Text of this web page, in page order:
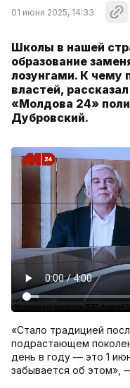
01 июня 2025, 14:33
Школы в нашей
образование
лозунгами. К чему
властей,
«Молдова 24»
Дубровский.
«Стало традицией
подрастающем
день в году — это 1
забывается об этом»,